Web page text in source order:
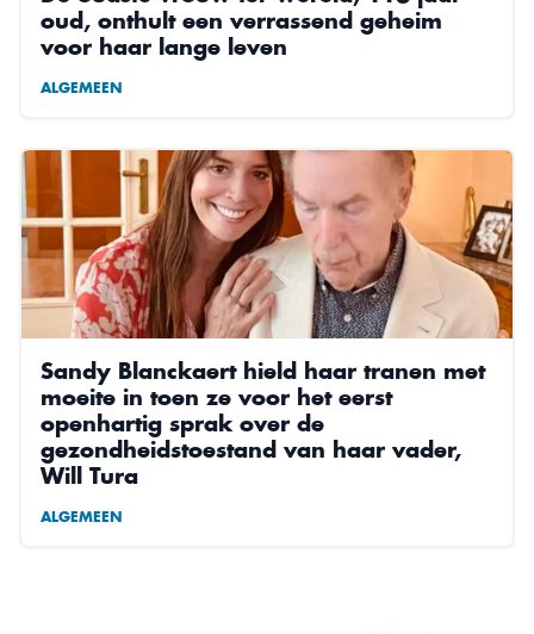
oud, onthult een verrassend geheim
voor haar lange leven
ALGEMEEN
Sandy Blanckaert hield haar tranen met
moeite in toen ze voor het eerst
openhartig sprak over de
gezondheidstoestand van haar vader,
Will Tura
ALGEMEEN